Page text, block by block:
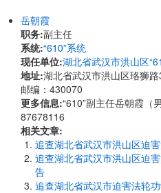
岳朝霞
职务:副主任
系统:“610”系统
现任单位:湖北省武汉市洪山区
地址:湖北省武汉市洪山区珞狮
邮编：430070
更多信息:“610”副主任岳朝霞（
87678116
相关文章:
追查湖北省武汉市洪山区迫
追查湖北省武汉市洪山区迫
告
追查湖北省武汉市迫害法轮